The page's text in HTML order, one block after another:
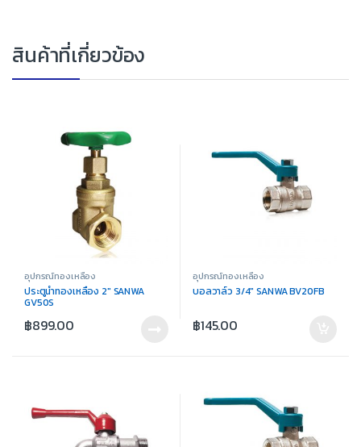
สินค้าที่เกี่ยวข้อง
อุปกรณ์ทองเหลือง
ประตูน้ำทองเหลือง 2″ SANWA
GV50S
฿899.00
อุปกรณ์ทองเหลือง
บอลวาล์ว 3/4″ SANWA BV20FB
฿145.00